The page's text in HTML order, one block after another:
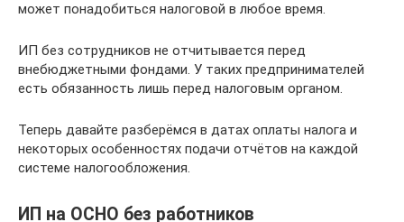
может понадобиться налоговой в любое время.
ИП без сотрудников не отчитывается перед
внебюджетными фондами. У таких предпринимателей
есть обязанность лишь перед налоговым органом.
Теперь давайте разберёмся в датах оплаты налога и
некоторых особенностях подачи отчётов на каждой
системе налогообложения.
ИП на ОСНО без работников